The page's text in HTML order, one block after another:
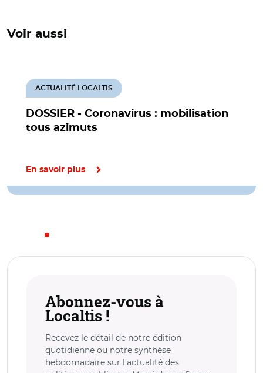
Voir aussi
DOSSIER - Coronavirus : mobilisation
tous azimuts
ACTUALITÉ LOCALTIS
En savoir plus
Abonnez-vous à
Localtis !
Recevez le détail de notre édition
quotidienne ou notre synthèse
hebdomadaire sur l’actualité des